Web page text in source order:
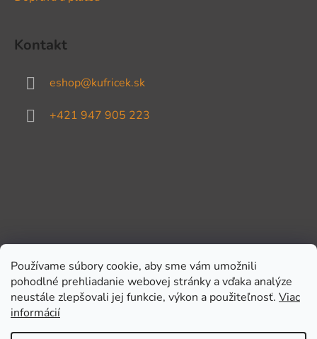
Používame súbory cookie, aby sme vám umožnili
pohodlné prehliadanie webovej stránky a vďaka analýze
neustále zlepšovali jej funkcie, výkon a použiteľnosť. Viac
informácií
Kontakt
eshop@kufricek.sk
+421 947 905 223
Prijímame online platby